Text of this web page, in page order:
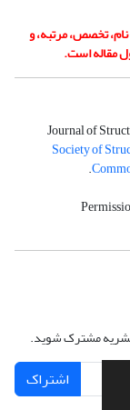
تخصص، مرتبه، و
مقاله است.
Journal of
Society of
.
نشریه مشترک شوید.
اشتراک